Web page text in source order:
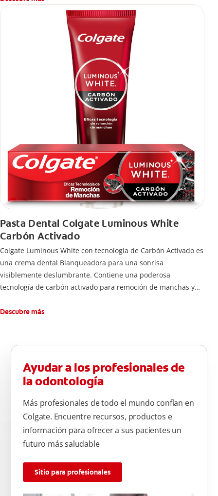
Pasta Dental Colgate Luminous White
Carbón Activado
Colgate Luminous White con tecnologia de Carbón Activado es
una crema dental Blanqueadora para una sonrisa
visiblemente deslumbrante. Contiene una poderosa
tecnología de carbón activado para remoción de manchas y
Descubre más
Ayudar a los profesionales de
la odontología
Más profesionales de todo el mundo confían en
Colgate. Encuentre recursos, productos e
información para ofrecer a sus pacientes un
futuro más saludable
Sitio para profesionales